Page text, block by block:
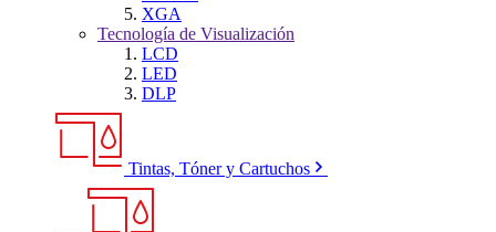
XGA
Tecnología de Visualización
LCD
LED
DLP
Tintas, Tóner y Cartuchos